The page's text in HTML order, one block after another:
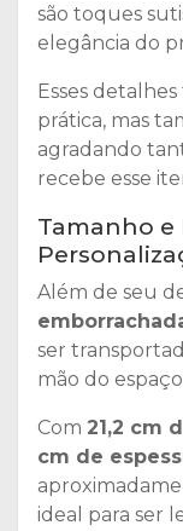
são toques
elegância do
Esses
prática, mas
agradando
recebe esse
Tamanho e
Além de seu
ser
mão do
Com 21,2 cm
cm de
ideal para ser